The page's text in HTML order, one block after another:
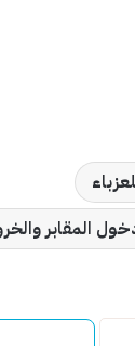
المقابر